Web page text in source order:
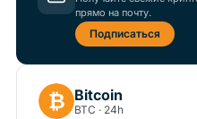
прямо на почту.
Подписаться
₿ Bitcoin
BTC · 24h